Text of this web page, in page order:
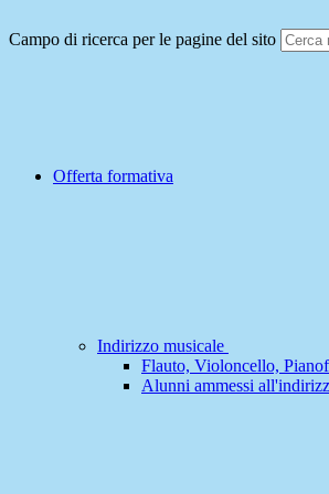
Campo di ricerca per le pagine del sito
Offerta formativa
Indirizzo musicale
Flauto, Violoncello,
Alunni ammessi